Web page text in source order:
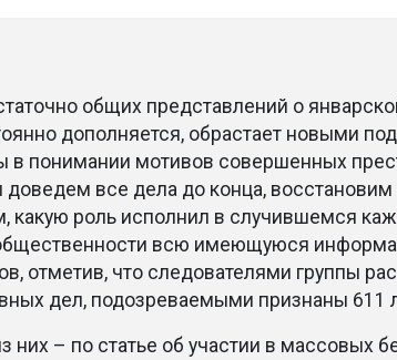
общих представлений о
дополняется, обрастает новыми
в понимании мотивов совершенных
доведем все дела до конца,
какую роль исполнил в случившемся
всю имеющуюся
отметив, что следователями группы
дел, подозреваемыми признаны 611
них – по статье об участии в массовых